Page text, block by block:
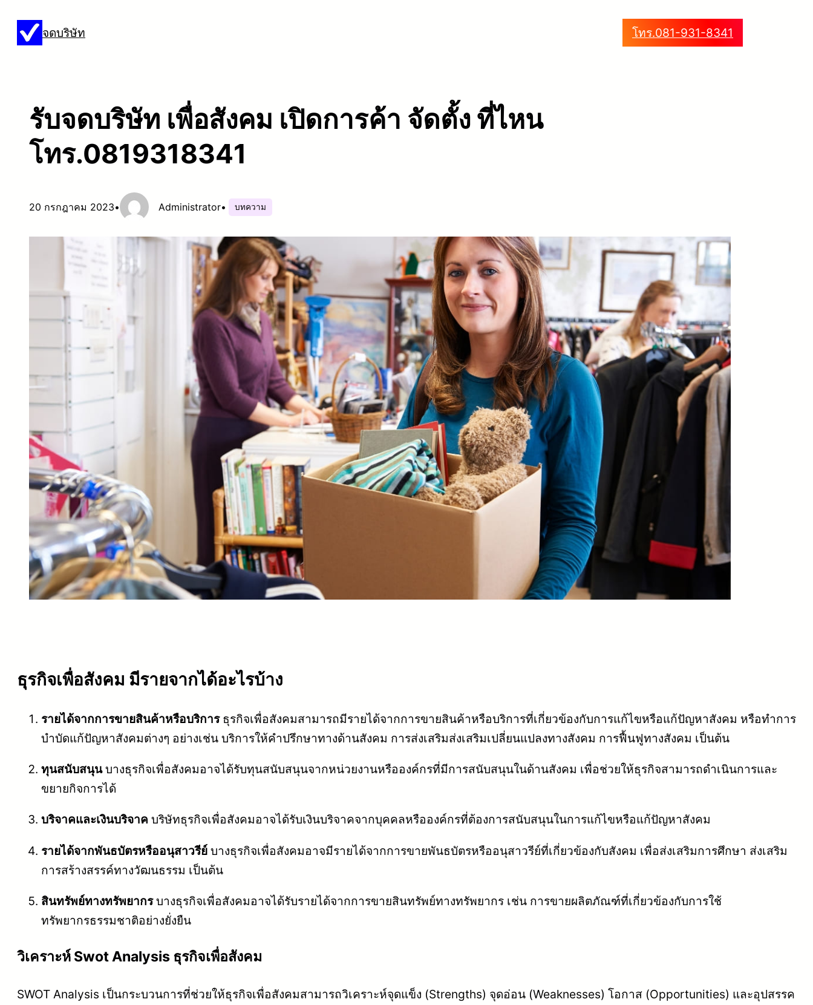
จดบริษัท โทร.081-931-8341
รับจดบริษัท เพื่อสังคม เปิดการค้า จัดตั้ง ที่ไหน
โทร.0819318341
20 กรกฎาคม 2023• Administrator• บทความ
ธุรกิจเพื่อสังคม มีรายจากได้อะไรบ้าง
รายได้จากการขายสินค้าหรือบริการธุรกิจเพื่อสังคมสามารถมีรายได้จากการขายสินค้าหรือบริการที่เกี่ยวข้องกับการแก้ไขหรือแก้ปัญหาสังคม หรือทำการ
บำบัดแก้ปัญหาสังคมต่างๆ อย่างเช่น บริการให้คำปรึกษาทางด้านสังคม การส่งเสริมส่งเสริมเปลี่ยนแปลงทางสังคม การฟื้นฟูทางสังคม เป็นต้น
ทุนสนับสนุนบางธุรกิจเพื่อสังคมอาจได้รับทุนสนับสนุนจากหน่วยงานหรือองค์กรที่มีการสนับสนุนในด้านสังคม เพื่อช่วยให้ธุรกิจสามารถดำเนินการและ
ขยายกิจการได้
บริจาคและเงินบริจาค บริษัทธุรกิจเพื่อสังคมอาจได้รับเงินบริจาคจากบุคคลหรือองค์กรที่ต้องการสนับสนุนในการแก้ไขหรือแก้ปัญหาสังคม
รายได้จากพันธบัตรหรืออนุสาวรีย์ บางธุรกิจเพื่อสังคมอาจมีรายได้จากการขายพันธบัตรหรืออนุสาวรีย์ที่เกี่ยวข้องกับสังคม เพื่อส่งเสริมการศึกษา ส่งเสริม
การสร้างสรรค์ทางวัฒนธรรม เป็นต้น
สินทรัพย์ทางทรัพยากรบางธุรกิจเพื่อสังคมอาจได้รับรายได้จากการขายสินทรัพย์ทางทรัพยากร เช่น การขายผลิตภัณฑ์ที่เกี่ยวข้องกับการใช้
ทรัพยากรธรรมชาติอย่างยั่งยืน
วิเคราะห์ Swot Analysis ธุรกิจเพื่อสังคม
SWOT Analysis เป็นกระบวนการที่ช่วยให้ธุรกิจเพื่อสังคมสามารถวิเคราะห์จุดแข็ง (Strengths) จุดอ่อน (Weaknesses) โอกาส (Opportunities) และอุปสรรค